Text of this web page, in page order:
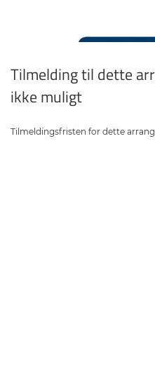
Tilmelding til dette
ikke muligt
Tilmeldingsfristen for dette